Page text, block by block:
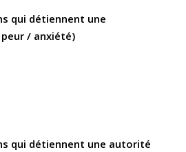
qui détiennent une
/ anxiété)
qui détiennent une autorité